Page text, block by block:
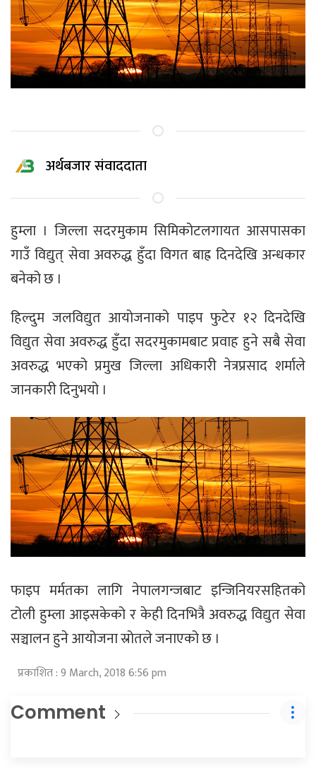
अर्थबजार संवाददाता
हुम्ला । जिल्ला सदरमुकाम सिमिकोटलगायत आसपासका
गाउँ विद्युत् सेवा अवरुद्ध हुँदा विगत बाह्र दिनदेखि अन्धकार
बनेको छ ।
हिल्दुम जलविद्युत आयोजनाको पाइप फुटेर १२ दिनदेखि
विद्युत सेवा अवरुद्ध हुँदा सदरमुकामबाट प्रवाह हुने सबै सेवा
अवरुद्ध भएको प्रमुख जिल्ला अधिकारी नेत्रप्रसाद शर्माले
जानकारी दिनुभयो ।
फाइप मर्मतका लागि नेपालगन्जबाट इन्जिनियरसहितको
टोली हुम्ला आइसकेको र केही दिनभित्रै अवरुद्ध विद्युत सेवा
सञ्चालन हुने आयोजना स्रोतले जनाएको छ ।
प्रकाशित : 9 March, 2018 6:56 pm
Comment